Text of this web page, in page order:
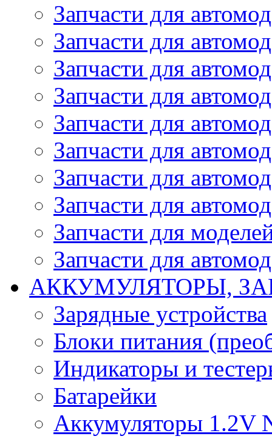
Запчасти для
Запчасти для
Запчасти для
Запчасти для
Запчасти для
Запчасти для
Запчасти для
Запчасти для
Запчасти для
Запчасти для
АККУМУЛЯТОРЫ,
Зарядные устройства
Блоки питания
Индикаторы и
Батарейки
Аккумуляторы 1.2V